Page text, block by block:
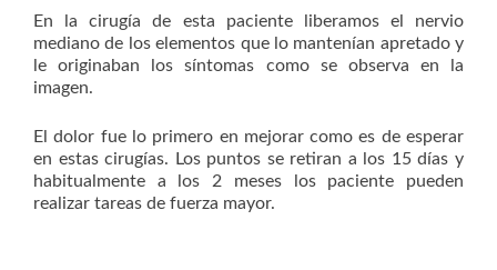
En la cirugía de esta paciente liberamos el nervio
mediano de los elementos que lo mantenían apretado y
le originaban los síntomas como se observa en la
imagen.
El dolor fue lo primero en mejorar como es de esperar
en estas cirugías. Los puntos se retiran a los 15 días y
habitualmente a los 2 meses los paciente pueden
realizar tareas de fuerza mayor.